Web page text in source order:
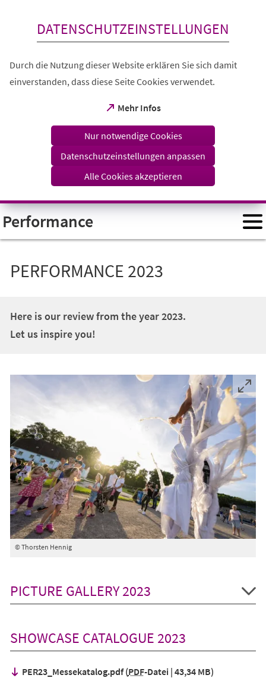
DATENSCHUTZEINSTELLUNGEN
Durch die Nutzung dieser Website erklären Sie sich damit
einverstanden, dass diese Seite Cookies verwendet.
Mehr Infos
(Öffnet
einem
Tab)
Nur notwendige Cookies
Datenschutzeinstellungen anpassen
Alle Cookies akzeptieren
Performance
PERFORMANCE 2023
Here is our review from the year 2023.
Let us inspire you!
© Thorsten Hennig
PICTURE GALLERY 2023
SHOWCASE CATALOGUE 2023
PER23_Messekatalog.pdf PDF-Datei 43,34 MB